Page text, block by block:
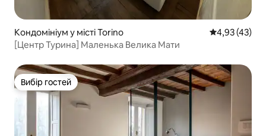
Кондомініум у місті Torino Середня
4,93 (43)
[Центр Турина] Маленька Велика Мати
Вибір гостей
Вибір гостей